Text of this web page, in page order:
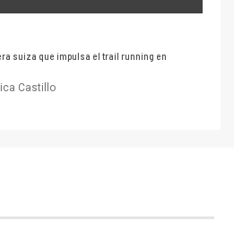
suiza que impulsa el trail running en
Castillo